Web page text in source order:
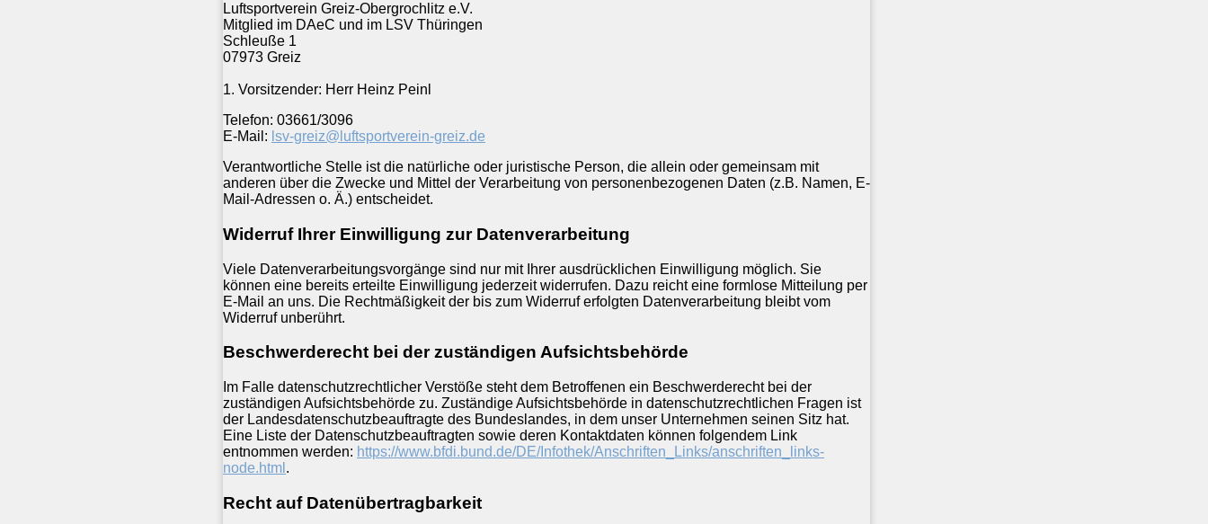
Luftsportverein Greiz-Obergrochlitz e.V.
Mitglied im DAeC und im LSV Thüringen
Schleuße 1
07973 Greiz
1. Vorsitzender: Herr Heinz Peinl
Telefon: 03661/3096
E-Mail: lsv-greiz@luftsportverein-greiz.de
Verantwortliche Stelle ist die natürliche oder juristische Person, die allein oder gemeinsam mit
anderen über die Zwecke und Mittel der Verarbeitung von personenbezogenen Daten (z.B. Namen, E-
Mail-Adressen o. Ä.) entscheidet.
Widerruf Ihrer Einwilligung zur Datenverarbeitung
Viele Datenverarbeitungsvorgänge sind nur mit Ihrer ausdrücklichen Einwilligung möglich. Sie
können eine bereits erteilte Einwilligung jederzeit widerrufen. Dazu reicht eine formlose Mitteilung per
E-Mail an uns. Die Rechtmäßigkeit der bis zum Widerruf erfolgten Datenverarbeitung bleibt vom
Widerruf unberührt.
Beschwerderecht bei der zuständigen Aufsichtsbehörde
Im Falle datenschutzrechtlicher Verstöße steht dem Betroffenen ein Beschwerderecht bei der
zuständigen Aufsichtsbehörde zu. Zuständige Aufsichtsbehörde in datenschutzrechtlichen Fragen ist
der Landesdatenschutzbeauftragte des Bundeslandes, in dem unser Unternehmen seinen Sitz hat.
Eine Liste der Datenschutzbeauftragten sowie deren Kontaktdaten können folgendem Link
entnommen werden: https://www.bfdi.bund.de/DE/Infothek/Anschriften_Links/anschriften_links-
node.html .
Recht auf Datenübertragbarkeit